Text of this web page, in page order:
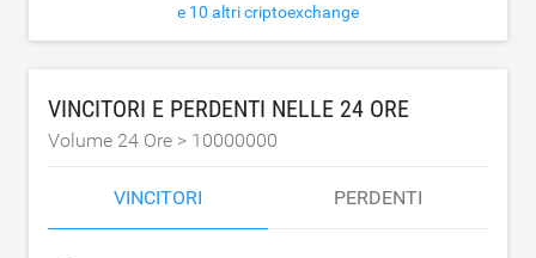
e 10 altri criptoexchange
VINCITORI E PERDENTI NELLE 24 ORE
Volume 24 Ore > 10000000
VINCITORI PERDENTI